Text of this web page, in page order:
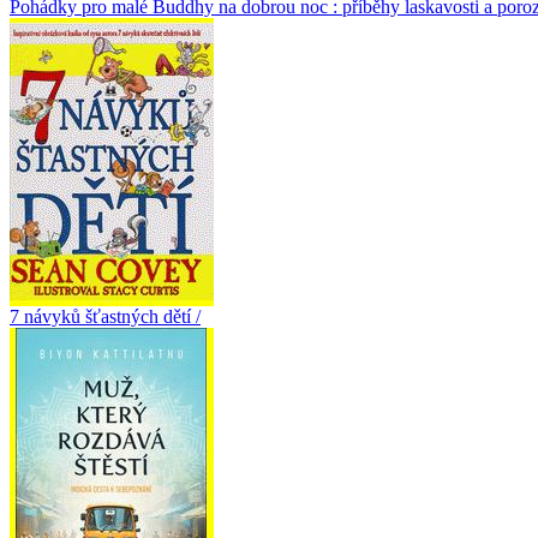
Pohádky pro malé Buddhy na dobrou noc : příběhy laskavosti a
7 návyků šťastných dětí /